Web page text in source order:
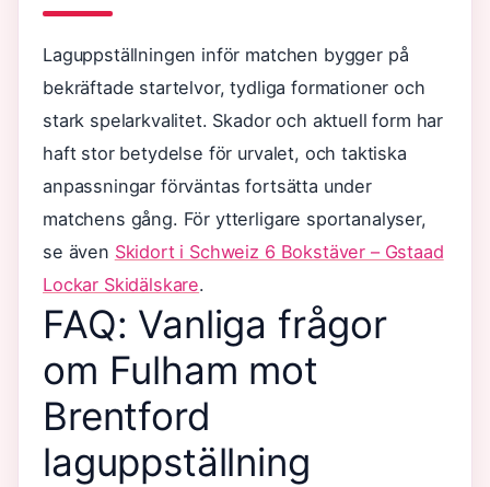
Laguppställningen inför matchen bygger på
bekräftade startelvor, tydliga formationer och
stark spelarkvalitet. Skador och aktuell form har
haft stor betydelse för urvalet, och taktiska
anpassningar förväntas fortsätta under
matchens gång. För ytterligare sportanalyser,
se även Skidort i Schweiz 6 Bokstäver – Gstaad
Lockar Skidälskare.
FAQ: Vanliga frågor
om Fulham mot
Brentford
laguppställning